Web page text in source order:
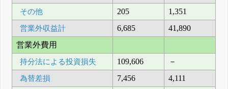
その他
205
1,351
営業外収益計
6,685
41,890
営業外費用
持分法による投資損失
109,606
－
為替差損
7,456
4,111